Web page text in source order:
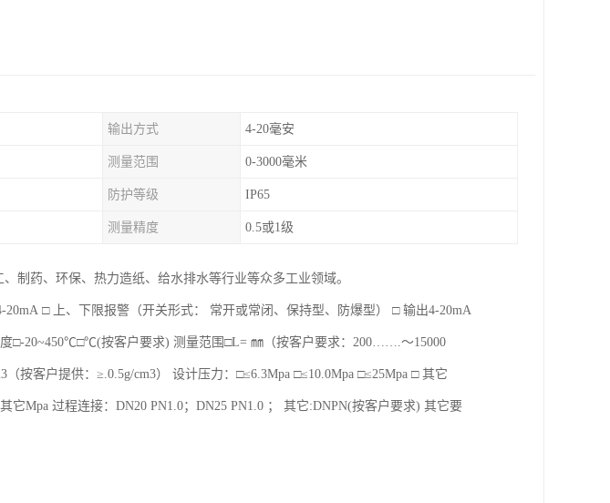
输出方式 4-20毫安
测量范围 0-3000毫米
防护等级 IP65
测量精度 0.5或1级
制药、环保、热力造纸、给水排水等行业等众多工业领域。
□ 上、下限报警（开关形式： 常开或常闭、保持型、防爆型） □ 输出4-20mA
度□-20~450℃□℃(按客户要求) 测量范围□L= ㎜（按客户要求：200…….～15000
按客户提供：≥.0.5g/cm3） 设计压力：□≤6.3Mpa □≤10.0Mpa □≤25Mpa □ 其它
它Mpa 过程连接：DN20 PN1.0；DN25 PN1.0 ； 其它:DNPN(按客户要求) 其它要